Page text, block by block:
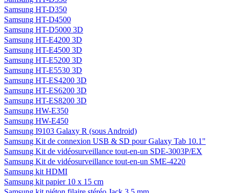
Samsung HT-D350
Samsung HT-D4500
Samsung HT-D5000 3D
Samsung HT-E4200 3D
Samsung HT-E4500 3D
Samsung HT-E5200 3D
Samsung HT-E5530 3D
Samsung HT-ES4200 3D
Samsung HT-ES6200 3D
Samsung HT-ES8200 3D
Samsung HW-E350
Samsung HW-E450
Samsung I9103 Galaxy R (sous Android)
Samsung Kit de connexion USB & SD pour Galaxy Tab 10.1"
Samsung Kit de vidéosurveillance tout-en-un SDE-3003P/EX
Samsung Kit de vidéosurveillance tout-en-un SME-4220
Samsung kit HDMI
Samsung kit papier 10 x 15 cm